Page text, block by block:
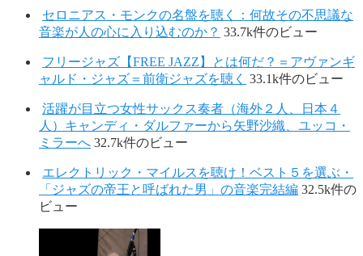
セロニアス・モンクの名盤を聴く：何故その不思議な
音楽が人の心に入り込むのか？ 33.7k件のビュー
フリージャズ【FREE JAZZ】とは何だ？＝アヴァンギ
ャルド・ジャズ＝前衛ジャズを聴く 33.1k件のビュー
活躍が目立つ女性サックス奏者（海外２人、日本４
人）キャンディ・ダルファーから矢野沙織、ユッコ・
ミラーへ 32.7k件のビュー
エレクトリック・マイルスを聴け！ベスト５を選ぶ・
「ジャズの帝王と呼ばれた男」の音楽完結編 32.5k件の
ビュー